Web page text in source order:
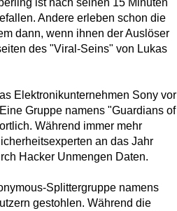
Andere erleben schon die
dann, wenn ihnen der Auslöser
des "Viral-Seins" von Lukas
Elektronikunternehmen Sony vor
Gruppe namens "Guardians of
Während immer mehr
an das Jahr
Hacker Unmengen Daten.
Splittergruppe namens
gestohlen. Während die